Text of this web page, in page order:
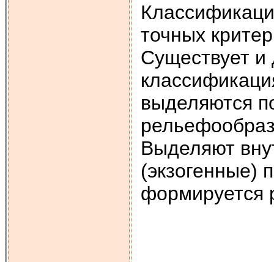
точных
Существует и
выделяются
Выделяют
(экзогенные)
формируется